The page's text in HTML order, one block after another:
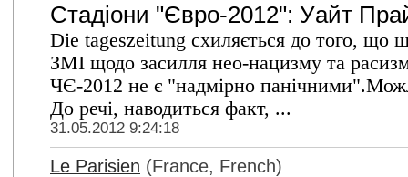
Стадіони "Євро-2012": Уайт
Die tageszeitung схиляється до того, що
ЗМІ щодо засилля нео-нацизму та
ЧЄ-2012 не є "надмірно
До речі, наводиться факт, ...
31.05.2012 9:24:18
Le Parisien (France, French)